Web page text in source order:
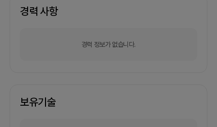
경력 사항
경력 정보가 없습니다.
보유기술